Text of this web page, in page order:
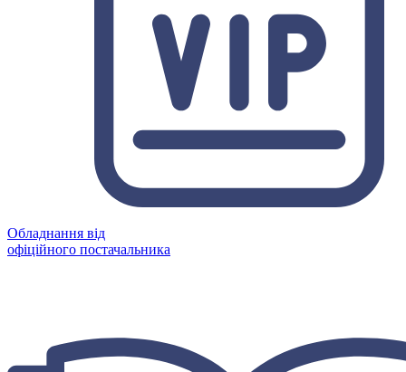
Обладнання від
офіційного постачальника